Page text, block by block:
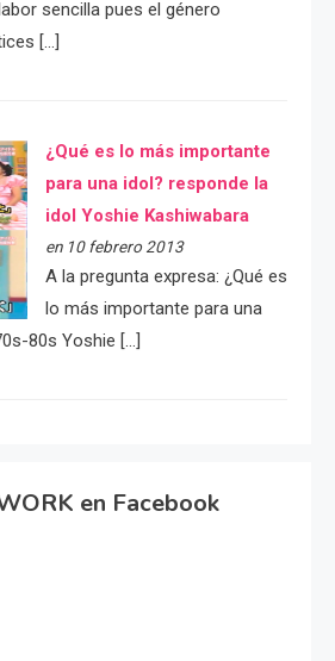
sencilla pues el género
[…]
¿Qué es lo más importante
para una idol? responde la
idol Yoshie Kashiwabara
en 10 febrero 2013
A la pregunta expresa: ¿Qué es
lo más importante para una
80s Yoshie […]
en Facebook